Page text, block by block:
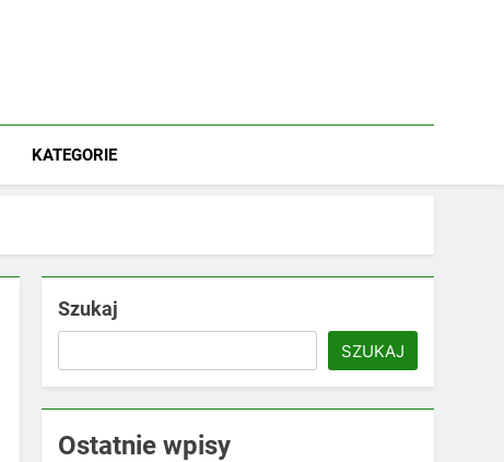
KATEGORIE
Szukaj
SZUKAJ
Ostatnie wpisy